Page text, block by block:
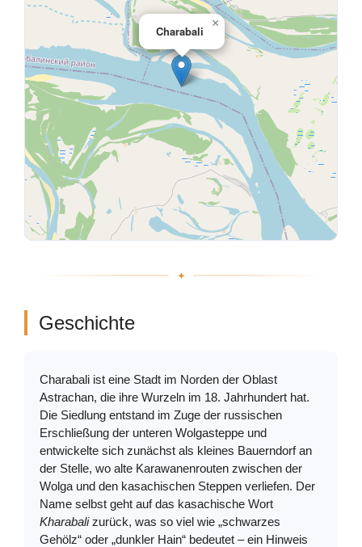
Charabali
×
Geschichte
Charabali ist eine Stadt im Norden der Oblast
Astrachan, die ihre Wurzeln im 18. Jahrhundert hat.
Die Siedlung entstand im Zuge der russischen
Erschließung der unteren Wolgasteppe und
entwickelte sich zunächst als kleines Bauerndorf an
der Stelle, wo alte Karawanenrouten zwischen der
Wolga und den kasachischen Steppen verliefen. Der
Name selbst geht auf das kasachische Wort
Kharabalizurück, was so viel wie „schwarzes
Gehölz“ oder „dunkler Hain“ bedeutet – ein Hinweis